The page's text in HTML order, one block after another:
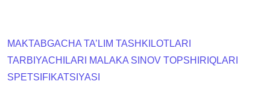
MAKTABGACHA TA’LIM TASHKILOTLARI
TARBIYACHILARI MALAKA SINOV TOPSHIRIQLARI
SPETSIFIKATSIYASI